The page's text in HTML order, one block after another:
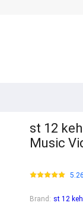
st 12
Music
Brand : st 12